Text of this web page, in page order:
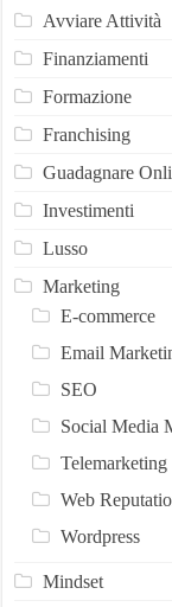
Avviare Attività
Finanziamenti
Formazione
Franchising
Guadagnare
Investimenti
Lusso
Marketing
E-commerce
Email
SEO
Social Media
Telemarketing
Web
Wordpress
Mindset